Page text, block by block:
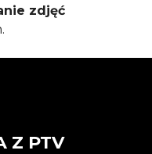
zdjęć
Z PTV